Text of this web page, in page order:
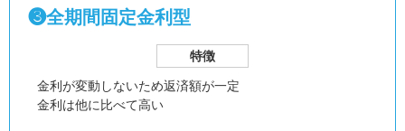
❸全期間固定金利型
特徴
金利が変動しないため返済額が一定
金利は他に比べて高い